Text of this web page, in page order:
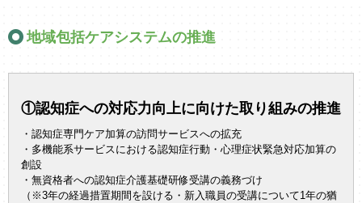
地域包括ケアシステムの推進
①認知症への対応力向上に向けた取り組みの推進
・認知症専門ケア加算の訪問サービスへの拡充
・多機能系サービスにおける認知症行動・心理症状緊急対応加算の
創設
・無資格者への認知症介護基礎研修受講の義務づけ
（※3年の経過措置期間を設ける・新入職員の受講について1年の猶